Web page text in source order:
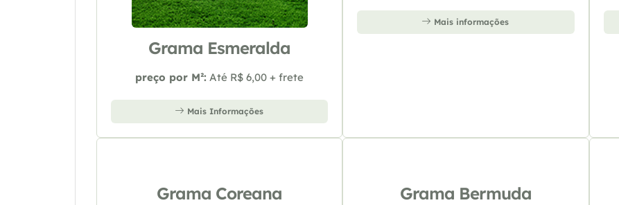
Grama Esmeralda
preço por M²: Até R$ 6,00 + frete
Mais Informações
Mais informações
Grama Coreana Grama Bermuda